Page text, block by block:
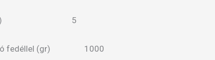
(liter) 5
fedéllel (gr) 1000